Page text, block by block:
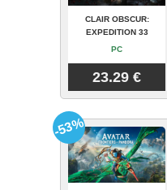
CLAIR OBSCUR:
EXPEDITION 33
PC
23.29 €
-53%